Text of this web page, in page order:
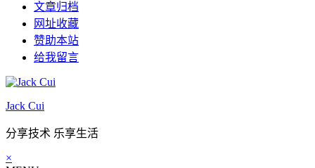
文章归档
网址收藏
赞助本站
给我留言
Jack Cui
分享技术 乐享生活
×